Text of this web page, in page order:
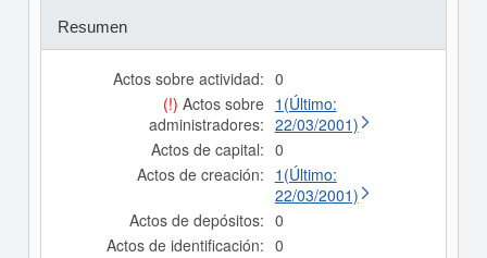
Resumen
Actos sobre actividad: 0
(!) Actos sobre
administradores:
1(Último:
22/03/2001)
Actos de capital: 0
Actos de creación: 1(Último:
22/03/2001)
Actos de depósitos: 0
Actos de identificación: 0